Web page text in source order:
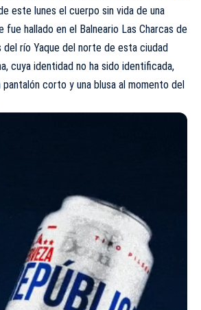
este lunes el cuerpo sin vida de una
fue hallado en el Balneario Las Charcas de
del río Yaque del norte de esta ciudad
cuya identidad no ha sido identificada,
pantalón corto y una blusa al momento del